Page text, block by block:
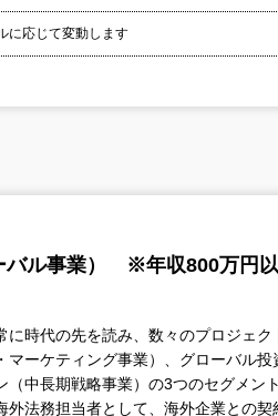
に応じて変動します
バル事業） ※年収800万円
時代の先を読み、数々のプロジェク
ーケティング事業）、グローバル
（中長期戦略事業）の3つのセグメン
法務担当者として、海外企業との契